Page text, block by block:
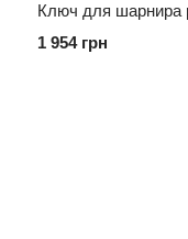
1 954 грн